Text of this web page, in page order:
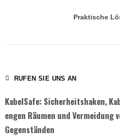
Praktische
RUFEN SIE UNS AN
KabelSafe: Sicherheitshaken,
engen Räumen und Vermeidung
Gegenständen